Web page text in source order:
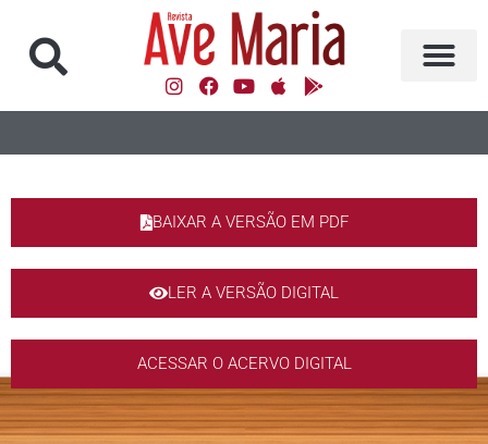
BAIXAR A VERSÃO EM PDF
LER A VERSÃO DIGITAL
ACESSAR O ACERVO DIGITAL